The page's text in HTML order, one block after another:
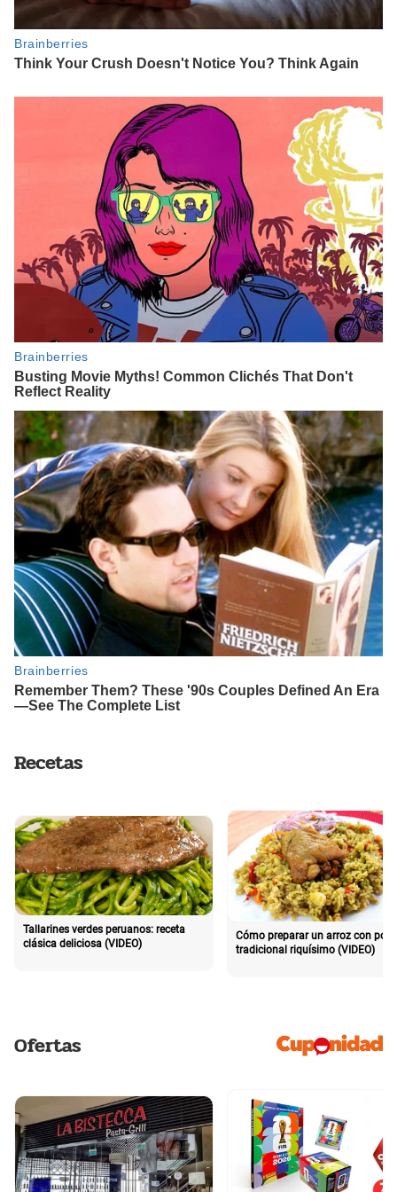
Recetas
Tallarines verdes peruanos: receta
clásica deliciosa (VIDEO)
Cómo preparar un arroz con pollo
tradicional riquísimo (VIDEO)
Ofertas